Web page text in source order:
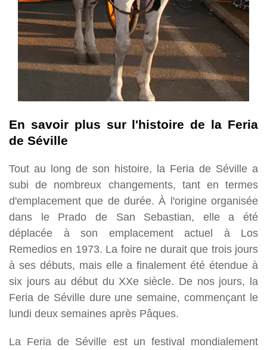
En savoir plus sur l'histoire de la Feria
de Séville
Tout au long de son histoire, la Feria de Séville a
subi de nombreux changements, tant en termes
d'emplacement que de durée. À l'origine organisée
dans le Prado de San Sebastian, elle a été
déplacée à son emplacement actuel à Los
Remedios en 1973. La foire ne durait que trois jours
à ses débuts, mais elle a finalement été étendue à
six jours au début du XXe siècle. De nos jours, la
Feria de Séville dure une semaine, commençant le
lundi deux semaines après Pâques.
La Feria de Séville est un festival mondialement